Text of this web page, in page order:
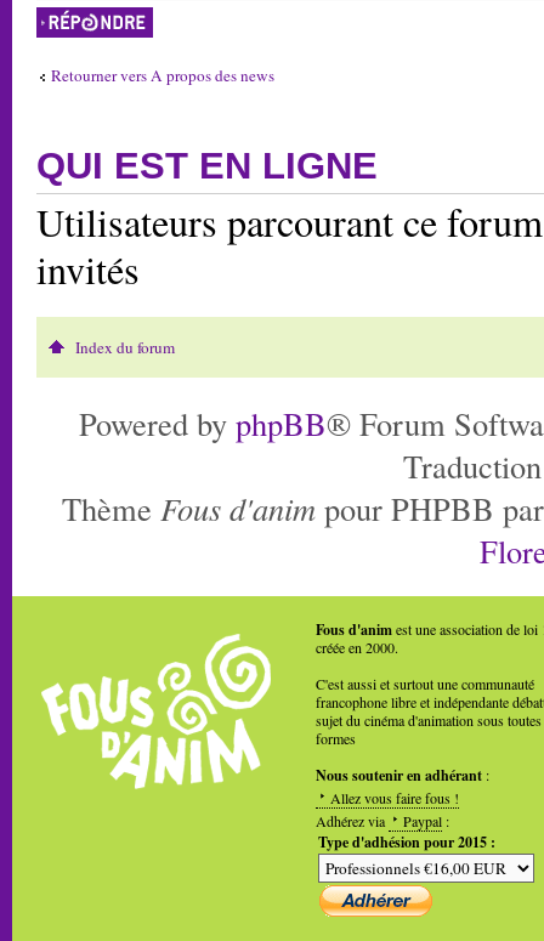
Répondre
Retourner vers A propos des news
QUI EST EN LIGNE
Utilisateurs parcourant ce
invités
Index du forum
Powered by phpBB® Forum
Thème Fous d'anim pour PHPBB
Fous d'animest une association de loi
créée en 2000.
C'est aussi et surtout une communauté
francophone libre et indépendante
sujet du cinéma d'animation sous toutes
formes
Nous soutenir en adhérant :
Allez vous faire fous !
Adhérez via
Paypal :
Type d'adhésion pour 2015 :